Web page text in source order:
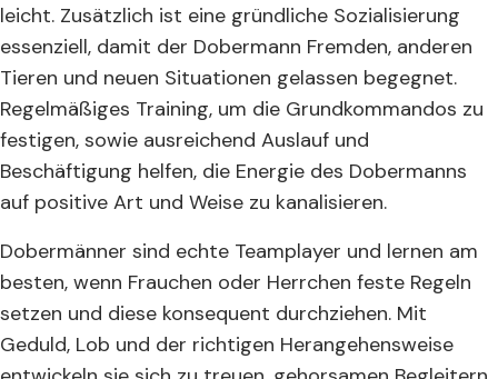
leicht. Zusätzlich ist eine gründliche Sozialisierung
essenziell, damit der Dobermann Fremden, anderen
Tieren und neuen Situationen gelassen begegnet.
Regelmäßiges Training, um die Grundkommandos zu
festigen, sowie ausreichend Auslauf und
Beschäftigung helfen, die Energie des Dobermanns
auf positive Art und Weise zu kanalisieren.
Dobermänner sind echte Teamplayer und lernen am
besten, wenn Frauchen oder Herrchen feste Regeln
setzen und diese konsequent durchziehen. Mit
Geduld, Lob und der richtigen Herangehensweise